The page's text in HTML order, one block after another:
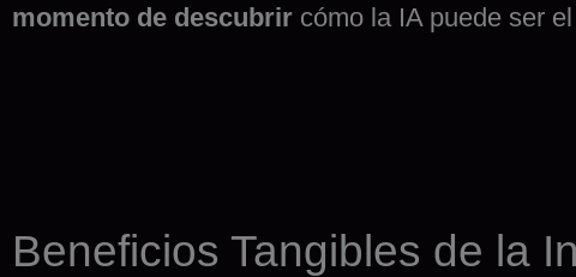
momento de descubrircómo la IA puede ser
Beneficios Tangibles de la